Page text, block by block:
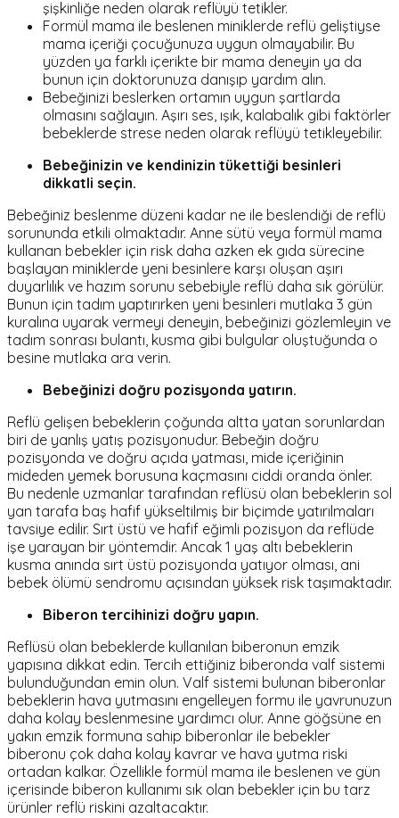
şişkinliğe neden olarak reflüyü tetikler.
Formül mama ile beslenen miniklerde reflü geliştiyse
mama içeriği çocuğunuza uygun olmayabilir. Bu
yüzden ya farklı içerikte bir mama deneyin ya da
bunun için doktorunuza danışıp yardım alın.
Bebeğinizi beslerken ortamın uygun şartlarda
olmasını sağlayın. Aşırı ses, ışık, kalabalık gibi faktörler
bebeklerde strese neden olarak reflüyü tetikleyebilir.
Bebeğinizin ve kendinizin tükettiği besinleri
dikkatli seçin.
Bebeğiniz beslenme düzeni kadar ne ile beslendiği de reflü
sorununda etkili olmaktadır. Anne sütü veya formül mama
kullanan bebekler için risk daha azken ek gıda sürecine
başlayan miniklerde yeni besinlere karşı oluşan aşırı
duyarlılık ve hazım sorunu sebebiyle reflü daha sık görülür.
Bunun için tadım yaptırırken yeni besinleri mutlaka 3 gün
kuralına uyarak vermeyi deneyin, bebeğinizi gözlemleyin ve
tadım sonrası bulantı, kusma gibi bulgular oluştuğunda o
besine mutlaka ara verin.
Bebeğinizi doğru pozisyonda yatırın.
Reflü gelişen bebeklerin çoğunda altta yatan sorunlardan
biri de yanlış yatış pozisyonudur. Bebeğin doğru
pozisyonda ve doğru açıda yatması, mide içeriğinin
mideden yemek borusuna kaçmasını ciddi oranda önler.
Bu nedenle uzmanlar tarafından reflüsü olan bebeklerin sol
yan tarafa baş hafif yükseltilmiş bir biçimde yatırılmaları
tavsiye edilir. Sırt üstü ve hafif eğimli pozisyon da reflüde
işe yarayan bir yöntemdir. Ancak 1 yaş altı bebeklerin
kusma anında sırt üstü pozisyonda yatıyor olması, ani
bebek ölümü sendromu açısından yüksek risk taşımaktadır.
Biberon tercihinizi doğru yapın.
Reflüsü olan bebeklerde kullanılan biberonun emzik
yapısına dikkat edin. Tercih ettiğiniz biberonda valf sistemi
bulunduğundan emin olun. Valf sistemi bulunan biberonlar
bebeklerin hava yutmasını engelleyen formu ile yavrunuzun
daha kolay beslenmesine yardımcı olur. Anne göğsüne en
yakın emzik formuna sahip biberonlar ile bebekler
biberonu çok daha kolay kavrar ve hava yutma riski
ortadan kalkar. Özellikle formül mama ile beslenen ve gün
içerisinde biberon kullanımı sık olan bebekler için bu tarz
ürünler reflü riskini azaltacaktır.